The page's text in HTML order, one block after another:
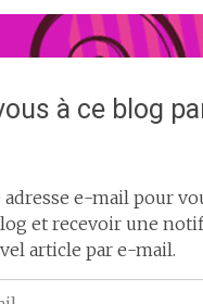
à ce blog
adresse e-mail pour
et recevoir une
article par e-mail.